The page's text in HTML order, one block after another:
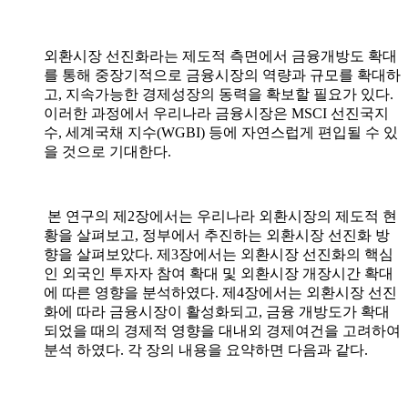
외환시장 선진화라는 제도적 측면에서 금융개방도 확대
를 통해 중장기적으로 금융시장의 역량과 규모를 확대하
고, 지속가능한 경제성장의 동력을 확보할 필요가 있다.
이러한 과정에서 우리나라 금융시장은 MSCI 선진국지
수, 세계국채 지수(WGBI) 등에 자연스럽게 편입될 수 있
을 것으로 기대한다.
본 연구의 제2장에서는 우리나라 외환시장의 제도적 현
황을 살펴보고, 정부에서 추진하는 외환시장 선진화 방
향을 살펴보았다. 제3장에서는 외환시장 선진화의 핵심
인 외국인 투자자 참여 확대 및 외환시장 개장시간 확대
에 따른 영향을 분석하였다. 제4장에서는 외환시장 선진
화에 따라 금융시장이 활성화되고, 금융 개방도가 확대
되었을 때의 경제적 영향을 대내외 경제여건을 고려하여
분석 하였다. 각 장의 내용을 요약하면 다음과 같다.